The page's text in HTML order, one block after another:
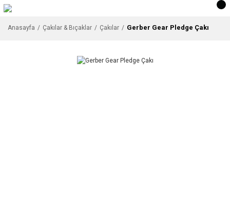
Anasayfa Çakılar & Bıçaklar Çakılar Gerber Gear Pledge Çakı